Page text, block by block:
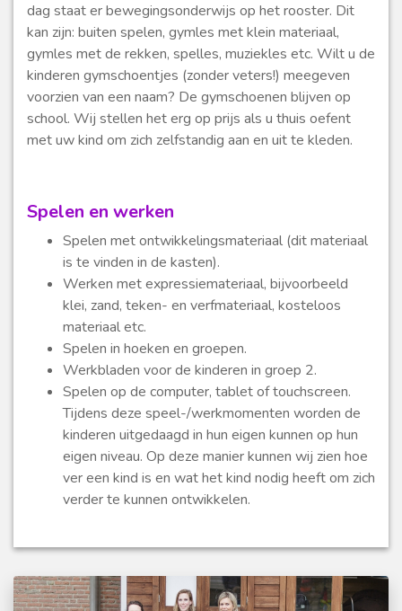
dag staat er bewegingsonderwijs op het rooster. Dit
kan zijn: buiten spelen, gymles met klein materiaal,
gymles met de rekken, spelles, muziekles etc. Wilt u de
kinderen gymschoentjes (zonder veters!) meegeven
voorzien van een naam? De gymschoenen blijven op
school. Wij stellen het erg op prijs als u thuis oefent
met uw kind om zich zelfstandig aan en uit te kleden.
Spelen en werken
Spelen met ontwikkelingsmateriaal (dit materiaal
is te vinden in de kasten).
Werken met expressiemateriaal, bijvoorbeeld
klei, zand, teken- en verfmateriaal, kosteloos
materiaal etc.
Spelen in hoeken en groepen.
Werkbladen voor de kinderen in groep 2.
Spelen op de computer, tablet of touchscreen.
Tijdens deze speel-/werkmomenten worden de
kinderen uitgedaagd in hun eigen kunnen op hun
eigen niveau. Op deze manier kunnen wij zien hoe
ver een kind is en wat het kind nodig heeft om zich
verder te kunnen ontwikkelen.